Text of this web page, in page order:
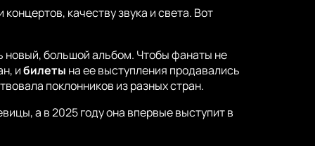
качеству звука и света. Вот
новый, большой альбом. Чтобы фанаты не
ибилеты на ее выступления продавались
поклонников из разных стран.
а в 2025 году она впервые выступит в